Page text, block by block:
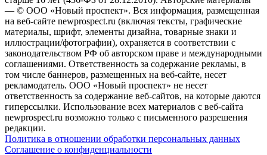
— © ООО «Новый проспект». Вся информация, размещенная
на веб-сайте newprospect.ru (включая тексты, графические
материалы, шрифт, элементы дизайна, товарные знаки и
иллюстрации/фотографии), охраняется в соответствии с
законодательством РФ об авторском праве и международными
соглашениями. Ответственность за содержание рекламы, в
том числе баннеров, размещенных на веб-сайте, несет
рекламодатель. ООО «Новый проспект» не несет
ответственность за содержание веб-сайтов, на которые даются
гиперссылки. Использование всех материалов с веб-сайта
newprospect.ru возможно только с письменного разрешения
редакции.
Политика в отношении обработки персональных данных
Соглашение о конфиденциальности